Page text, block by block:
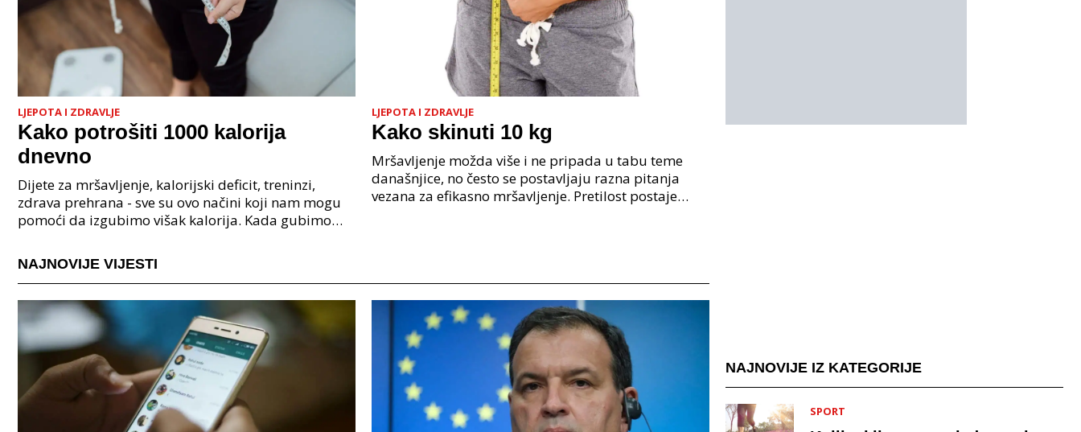
LJEPOTA I ZDRAVLJE
Kako potrošiti 1000 kalorija
dnevno
Dijete za mršavljenje, kalorijski deficit, treninzi,
zdrava prehrana - sve su ovo načini koji nam mogu
pomoći da izgubimo višak kalorija. Kada gubimo
LJEPOTA I ZDRAVLJE
Kako skinuti 10 kg
Mršavljenje možda više i ne pripada u tabu teme
današnjice, no često se postavljaju razna pitanja
vezana za efikasno mršavljenje. Pretilost postaje
NAJNOVIJE VIJESTI
NAJNOVIJE IZ KATEGORIJE
SPORT